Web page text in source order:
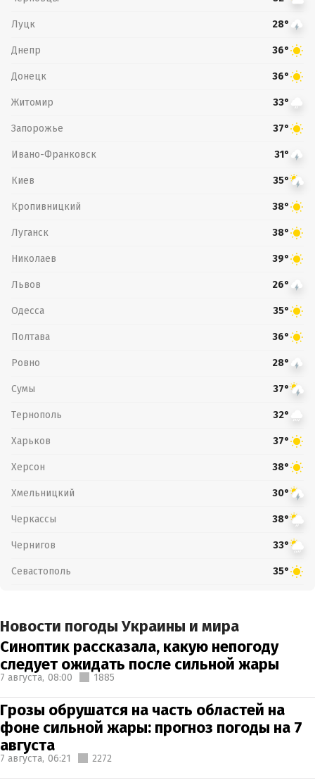
Луцк 28°
Днепр 36°
Донецк 36°
Житомир 33°
Запорожье 37°
Ивано-Франковск 31°
Киев 35°
Кропивницкий 38°
Луганск 38°
Николаев 39°
Львов 26°
Одесса 35°
Полтава 36°
Ровно 28°
Сумы 37°
Тернополь 32°
Харьков 37°
Херсон 38°
Хмельницкий 30°
Черкассы 38°
Чернигов 33°
Севастополь 35°
Новости погоды Украины и мира
Синоптик рассказала, какую непогоду
следует ожидать после сильной жары
7 августа, 08:00 1885
Грозы обрушатся на часть областей на
фоне сильной жары: прогноз погоды на 7
августа
7 августа, 06:21 2272